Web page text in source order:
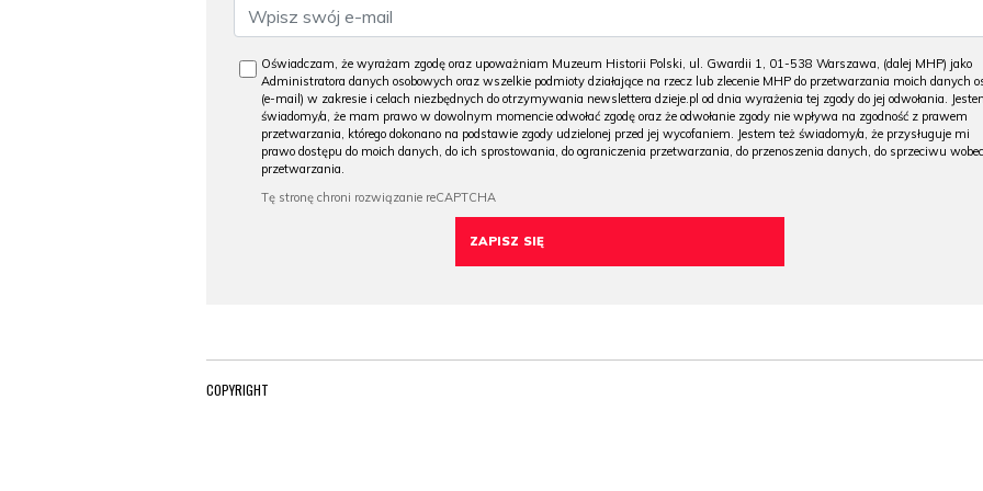
Oświadczam, że wyrażam zgodę oraz upoważniam Muzeum Historii Polski, ul. Gwardii 1, 01-538 Warszawa, (dalej MHP) jako
Administratora danych osobowych oraz wszelkie podmioty działające na rzecz lub zlecenie MHP do przetwarzania moich danych
(e-mail) w zakresie i celach niezbędnych do otrzymywania newslettera dzieje.pl od dnia wyrażenia tej zgody do jej odwołania.
świadomy/a, że mam prawo w dowolnym momencie odwołać zgodę oraz że odwołanie zgody nie wpływa na zgodność z prawem
przetwarzania, którego dokonano na podstawie zgody udzielonej przed jej wycofaniem. Jestem też świadomy/a, że przysługuje mi
prawo dostępu do moich danych, do ich sprostowania, do ograniczenia przetwarzania, do przenoszenia danych, do sprzeciwu wobec
przetwarzania.
COPYRIGHT